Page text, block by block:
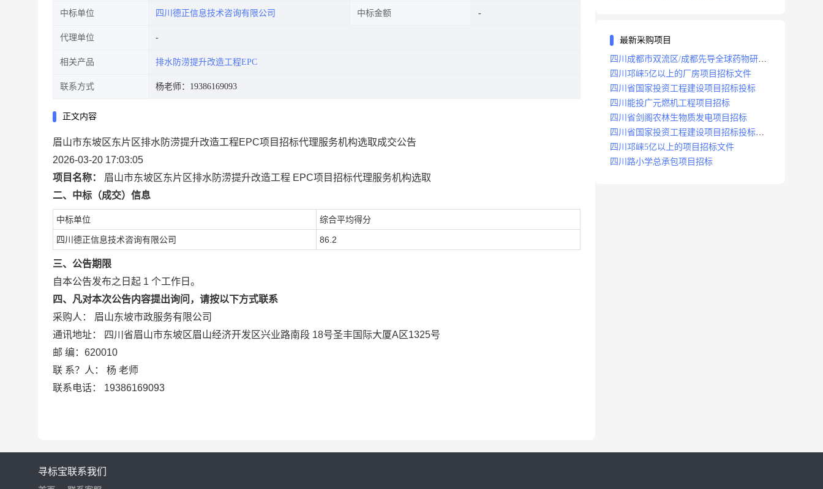
中标单位 四川德正信息技术咨询有限公司 中标金额
代理单位
相关产品 排水防涝提升改造工程EPC
联系方式 杨老师：19386169093
正文内容
眉山市东坡区东片区排水防涝提升改造工程EPC项目招标代理服务机构选取成交公告
2026-03-20 17:03:05
项目名称： 眉山市东坡区东片区排水防涝提升改造工程 EPC项目招标代理服务机构选取
二、中标（成交）信息
中标单位 综合平均得分
四川德正信息技术咨询有限公司 86.2
三、公告期限
自本公告发布之日起 1 个工作日。
四、凡对本次公告内容提出询问，请按以下方式联系
采购人： 眉山东坡市政服务有限公司
通讯地址：
四川省眉山市东坡区眉山经济开发区兴业路南段 18号圣丰国际大厦A区1325号
邮 编：620010
联 系？人： 杨 老师
联系电话： 19386169093
最新采购项目
四川成都市双流区/成都先导全球药物研发
生产基地(一期)(dj)项目招标标段
四川邛崃5亿以上的厂房项目招标文件
四川省国家投资工程建设项目招标投标
四川能投广元燃机工程项目招标
四川省剑阁农林生物质发电项目招标
四川省国家投资工程建设项目招标投标
2008年版
四川邛崃5亿以上的项目招标文件
四川路小学总承包项目招标
寻标宝联系我们